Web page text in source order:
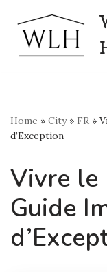
Skip
to
Home » City» FR »
d’Exception
Vivre le
Guide